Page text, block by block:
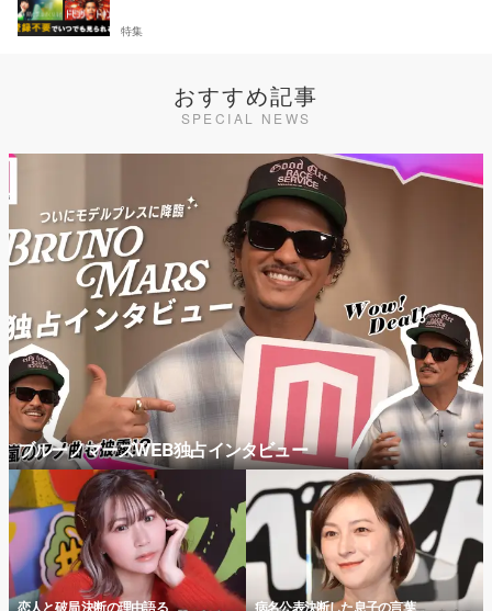
特集
おすすめ記事
SPECIAL NEWS
ブルーノマーズWEB独占インタビュー
恋人と破局 決断の理由語る 病名公表決断した息子の言葉